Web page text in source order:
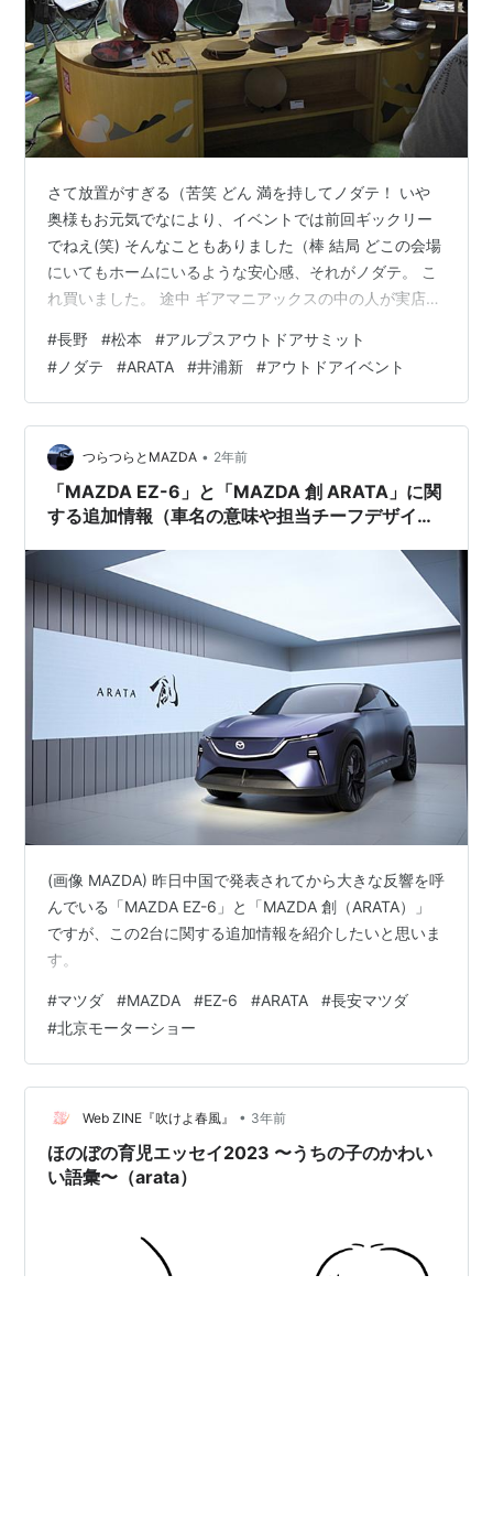
さて放置がすぎる（苦笑 どん 満を持してノダテ！ いや
奥様もお元気でなにより、イベントでは前回ギックリー
でねえ(笑) そんなこともありました（棒 結局 どこの会場
にいてもホームにいるような安心感、それがノダテ。 こ
れ買いました。 途中 ギアマニアックスの中の人が実店舗
か 隣のブースがエルネストで旧ARATA氏いま井浦新氏
も。 おばちゃんとふつーに和んでいたぜ！ もう イベン
トそのもののおわりが近い このおわりかけの空気感すき
なんだよなあ そんな中 最後の駆け足でここ！ もう後発
のオフグリやフラッパーでも話題のここね これがマヂで
うんまいの…
#長野 #松本 #アルプスアウトドアサミット
# ノダテ #ARATA #井浦新 #アウトドアイベント
つらつらとMAZDA • 2年前
「MAZDA EZ-6」と「MAZDA 創 ARATA」に関
する追加情報（車名の意味や担当チーフデザイナ
(画像 MAZDA) 昨日中国で発表されてから大きな反響を呼
んでいる「MAZDA EZ-6」と「MAZDA 創（ARATA）」
ですが、この2台に関する追加情報を紹介したいと思いま
す。
#マツダ #MAZDA #EZ-6 #ARATA #長安マツダ
#北京モーターショー
Web ZINE『吹けよ春風』 • 3年前
ほのぼの育児エッセイ2023 〜うちの子のかわい
い語彙〜（arata）